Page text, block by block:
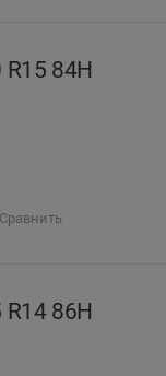
84H
Сравнить
86H